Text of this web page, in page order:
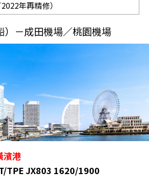
年再精修）
）－成田機場／桃園機場
濱港
TPE JX803 1620/1900